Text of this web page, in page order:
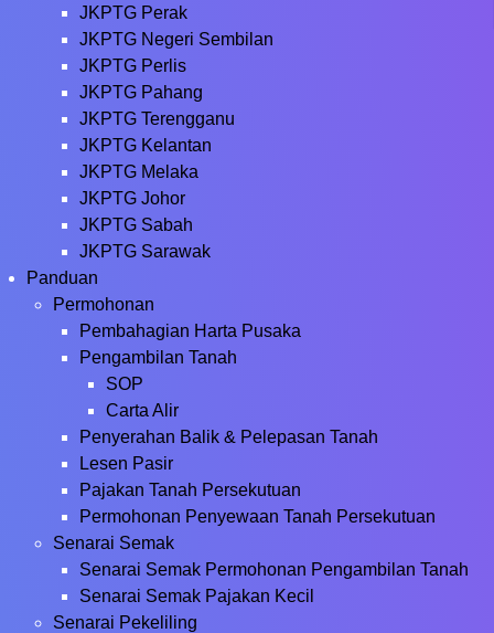
JKPTG Perak
JKPTG Negeri Sembilan
JKPTG Perlis
JKPTG Pahang
JKPTG Terengganu
JKPTG Kelantan
JKPTG Melaka
JKPTG Johor
JKPTG Sabah
JKPTG Sarawak
Panduan
Permohonan
Pembahagian Harta Pusaka
Pengambilan Tanah
SOP
Carta Alir
Penyerahan Balik & Pelepasan Tanah
Lesen Pasir
Pajakan Tanah Persekutuan
Permohonan Penyewaan Tanah Persekutuan
Senarai Semak
Senarai Semak Permohonan Pengambilan Tanah
Senarai Semak Pajakan Kecil
Senarai Pekeliling